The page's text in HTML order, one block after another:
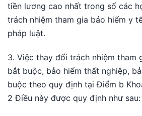
tiền lương cao nhất trong số các
trách nhiệm tham gia bảo hiểm y
pháp luật.
3. Việc thay đổi trách nhiệm tham
bắt buộc, bảo hiểm thất nghiệp,
buộc theo quy định tại Điểm b
2 Điều này được quy định như sau: